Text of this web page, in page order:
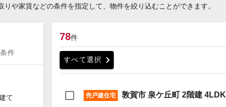
や家賃などの条件を指定して、物件を絞り込むことができます。
件
て
78件
すべて選択 chevron_right
売戸建住宅 敦賀市 泉ケ丘町 2階建 4LDK